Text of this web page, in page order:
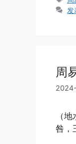
签
发
周
（
咎，